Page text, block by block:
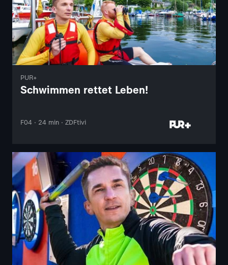
PUR+
Schwimmen rettet Leben!
F04 · 24 min · ZDFtivi